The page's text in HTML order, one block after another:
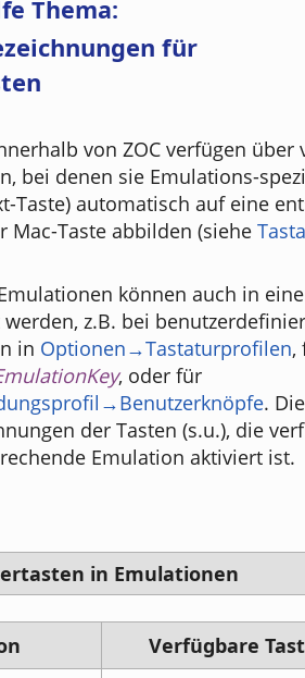
Thema:
für
von ZOC verfügen über
bei denen sie Emulations-
Taste) automatisch auf eine
Mac-Taste abbilden (siehe
können auch in
z.B. bei
in Optionen→Tastaturprofilen,
, oder für
.
der Tasten (s.u.), die
Emulation aktiviert ist.
in Emulationen
Verfügbare